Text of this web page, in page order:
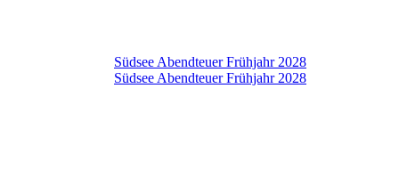
Südsee Abendteuer Frühjahr 2028
Südsee Abendteuer Frühjahr 2028